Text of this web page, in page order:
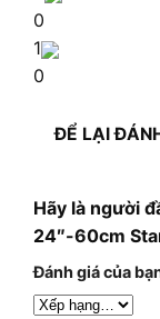
0
1
0
ĐỂ LẠI
Hãy là người
24″-60cm
Đánh giá của